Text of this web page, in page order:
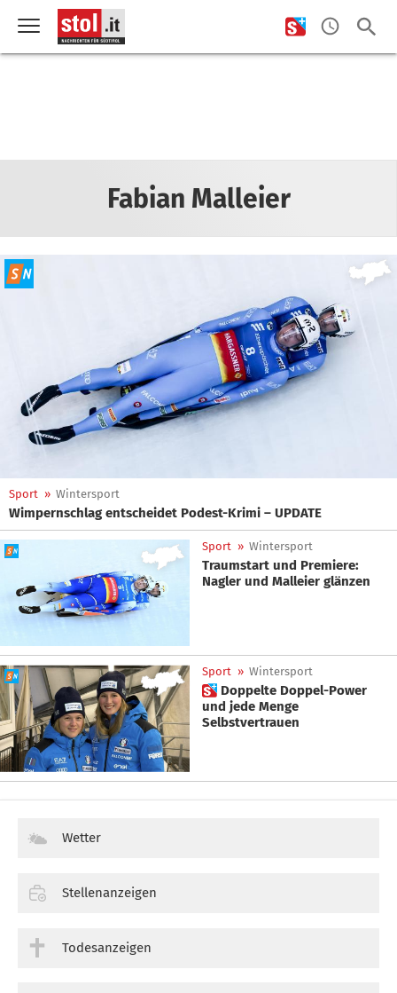
Fabian Malleier
Sport » Wintersport
Wimpernschlag entscheidet Podest-Krimi – UPDATE
Sport » Wintersport
Traumstart und Premiere:
Nagler und Malleier glänzen
Sport » Wintersport
 Doppelte Doppel-Power
und jede Menge
Selbstvertrauen
Wetter
Stellenanzeigen
Todesanzeigen